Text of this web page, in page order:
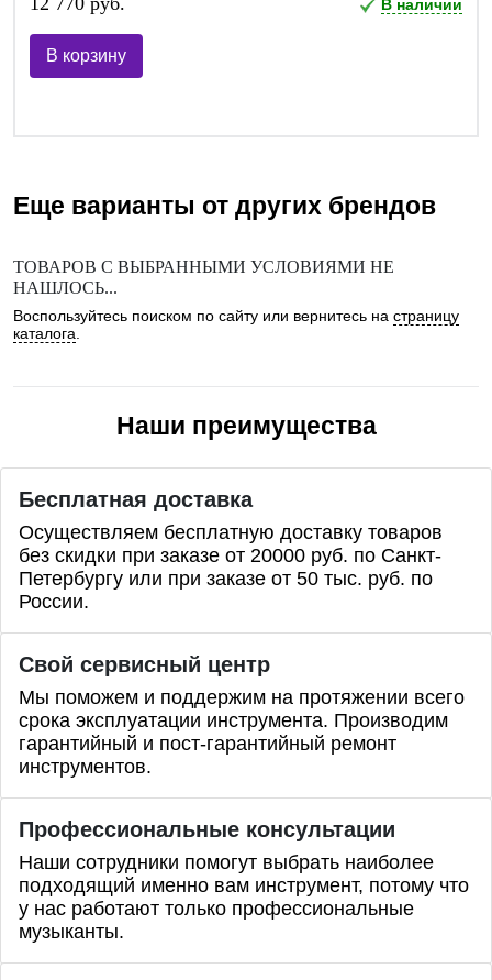
В наличии
В корзину
Еще варианты от других брендов
ТОВАРОВ С ВЫБРАННЫМИ УСЛОВИЯМИ НЕ
НАШЛОСЬ...
Воспользуйтесь поиском по сайту или вернитесь на страницу
каталога
Наши преимущества
Бесплатная доставка
Осуществляем бесплатную доставку товаров
без скидки при заказе от 20000 руб. по Санкт-
Петербургу или при заказе от 50 тыс. руб. по
России.
Свой сервисный центр
Мы поможем и поддержим на протяжении всего
срока эксплуатации инструмента. Производим
гарантийный и пост-гарантийный ремонт
инструментов.
Профессиональные консультации
Наши сотрудники помогут выбрать наиболее
подходящий именно вам инструмент, потому что
у нас работают только профессиональные
музыканты.